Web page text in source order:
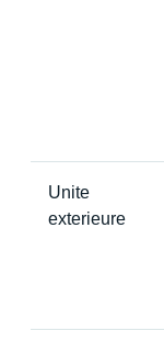
Unite
exterieure